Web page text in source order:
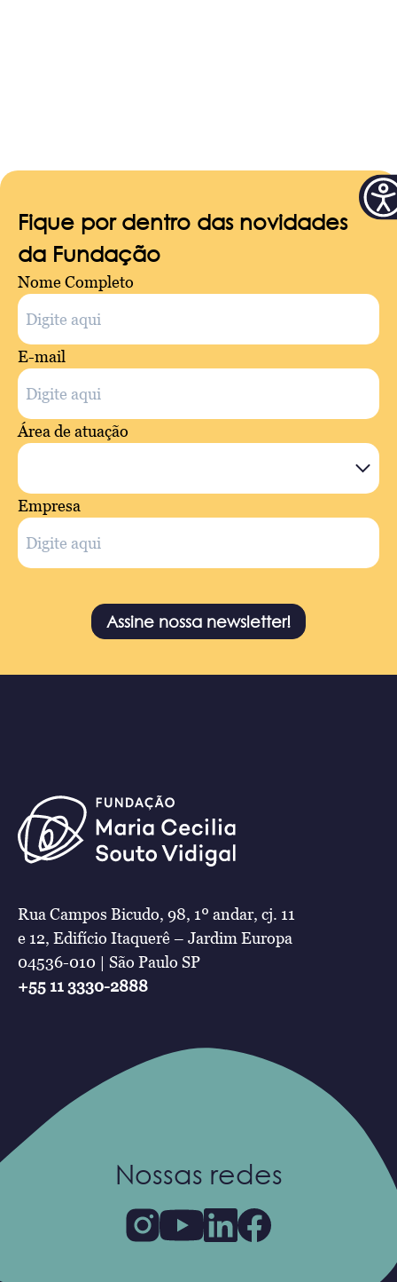
Fique por dentro das novidades
da Fundação
Nome Completo
E-mail
Área de atuação
Empresa
Assine nossa newsletter!
Rua Campos Bicudo, 98, 1º andar, cj. 11
e 12, Edifício Itaquerê – Jardim Europa
04536-010 | São Paulo SP
+55 11 3330-2888
Nossas redes